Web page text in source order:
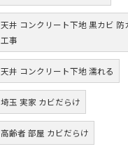
天井 コンクリート下地 黒カビ 防
工事
天井 コンクリート下地 濡れる
埼玉 実家 カビだらけ
高齢者 部屋 カビだらけ